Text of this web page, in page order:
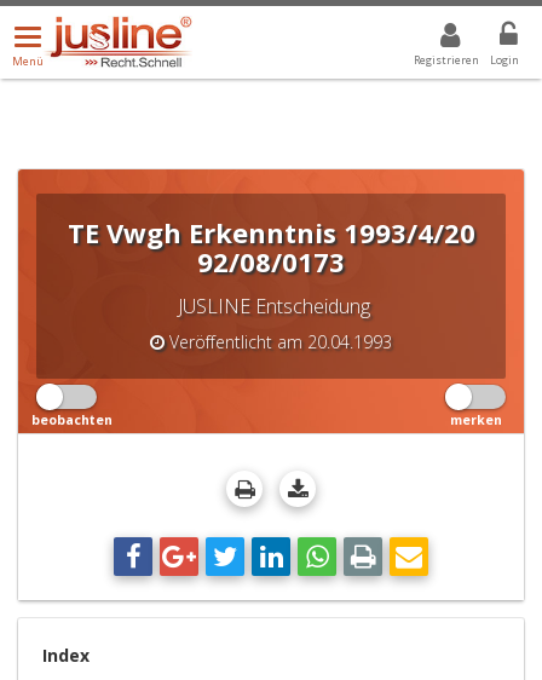
Registrieren Login
Menü
öffnen/schließen
Menü
ALLE DROPDOWN: GEWÄHLTER WERT IST ALLE
TE Vwgh Erkenntnis 1993/4/20
92/08/0173
JUSLINE Entscheidung
Veröffentlicht am 20.04.1993
beobachten merken
Index